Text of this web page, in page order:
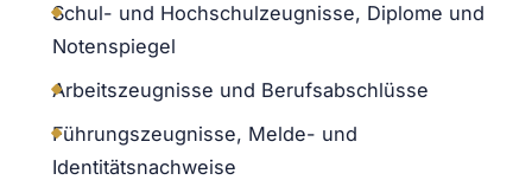
Schul- und Hochschulzeugnisse, Diplome und
Notenspiegel
Arbeitszeugnisse und Berufsabschlüsse
Führungszeugnisse, Melde- und
Identitätsnachweise